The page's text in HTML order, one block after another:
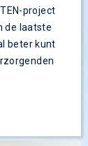
project
de laatste
beter kunt